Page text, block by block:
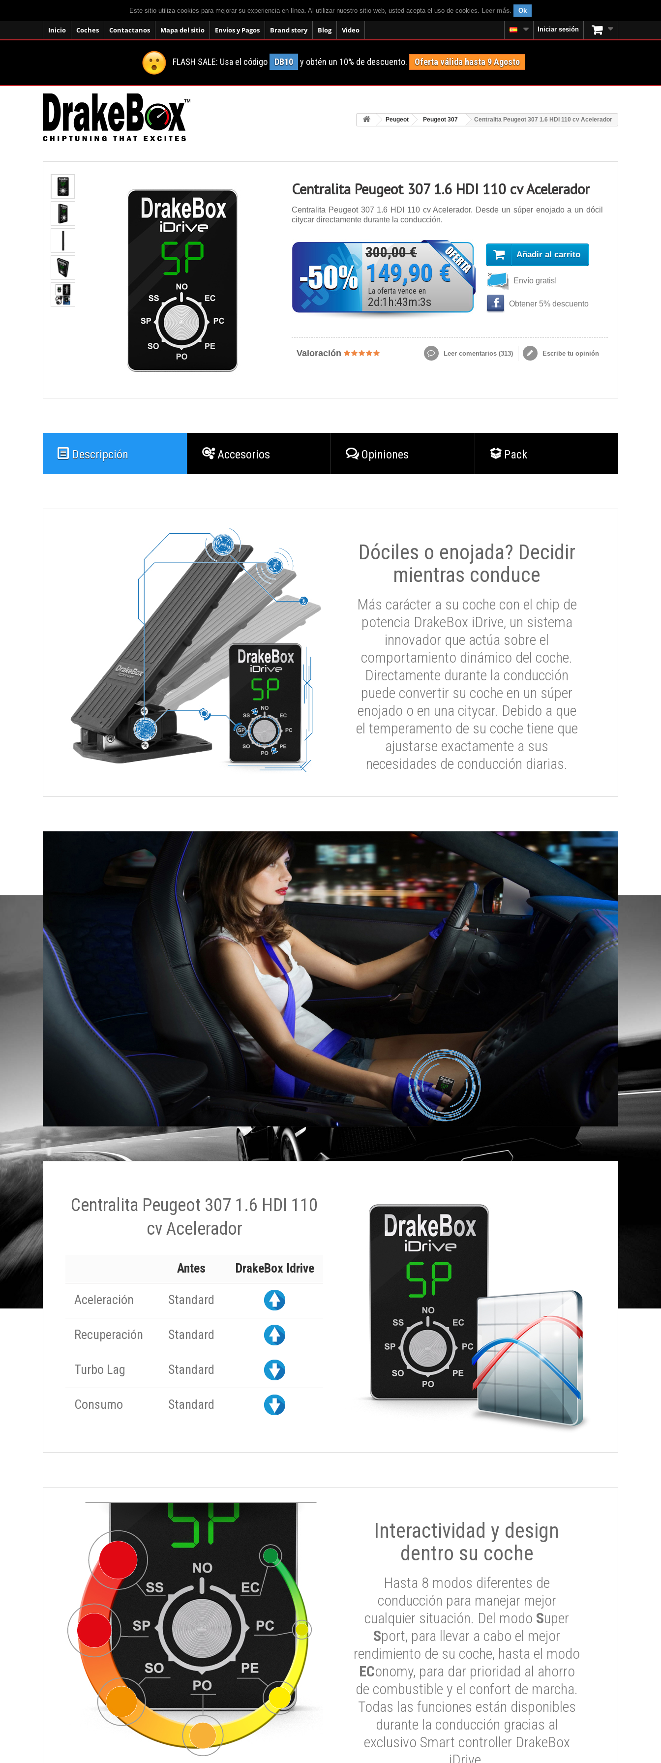
Este sitio utiliza cookies para mejorar su experiencia en línea. Al utilizar nuestro sitio web, usted acepta el uso de cookies. Leer más. Ok
Inicio Coches Contactanos Mapa del sitio Envíos y Pagos Brand story Blog Video Iniciar sesión
FLASH SALE: Usa el código DB10 y obtén un 10% de descuento. Oferta válida hasta 9 Agosto
Peugeot Peugeot 307 Centralita Peugeot 307 1.6 HDI 110 cv Acelerador
Centralita Peugeot 307 1.6 HDI 110 cv Acelerador
Centralita Peugeot 307 1.6 HDI 110 cv Acelerador. Desde un súper enojado a un dócil
citycar directamente durante la conducción.
300,00 €
149,90 €
La oferta vence en
2d :1 h:43m:1s
Añadir al carrito
Envío gratis!
Obtener 5% descuento
Valoración Leer comentarios (313) Escribe tu opinión
Descripción Accesorios Opiniones Pack
Dóciles o enojada? Decidir
mientras conduce
Más carácter a su coche con el chip de
potencia DrakeBox iDrive, un sistema
innovador que actúa sobre el
comportamiento dinámico del coche.
Directamente durante la conducción
puede convertir su coche en un súper
enojado o en una citycar. Debido a que
el temperamento de su coche tiene que
ajustarse exactamente a sus
necesidades de conducción diarias.
Centralita Peugeot 307 1.6 HDI 110
cv Acelerador
Antes DrakeBox Idrive
Aceleración Standard
Recuperación Standard
Turbo Lag Standard
Consumo Standard
Interactividad y design
dentro su coche
Hasta 8 modos diferentes de
conducción para manejar mejor
cualquier situación. Del modo Super
Sport, para llevar a cabo el mejor
rendimiento de su coche, hasta el modo
EConomy, para dar prioridad al ahorro
de combustible y el confort de marcha.
Todas las funciones están disponibles
durante la conducción gracias al
exclusivo Smart controller DrakeBox